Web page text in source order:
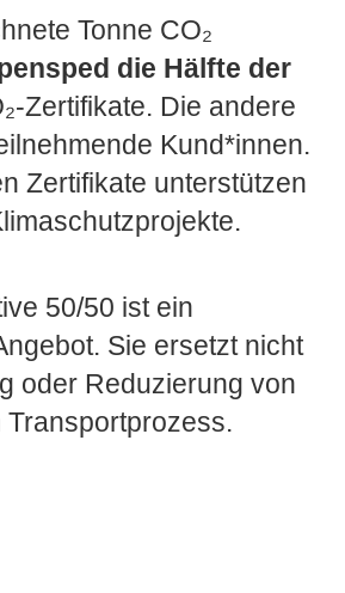
Tonne CO₂
die Hälfte der
Zertifikate. Die andere
Kund*innen.
Zertifikate unterstützen
50/50 ist ein
Sie ersetzt nicht
oder Reduzierung von
Transportprozess.